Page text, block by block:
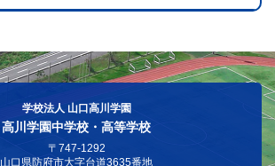
学校法人 山口高川学園
高川学園中学校・高等学校
〒747-1292
山口県防府市大字台道3635番地